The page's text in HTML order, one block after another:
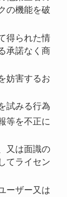
の機能を破
得られた情
承諾なく商
妨害するお
試みる行為
等を不正に
又は面識の
てライセン
ーザー又は